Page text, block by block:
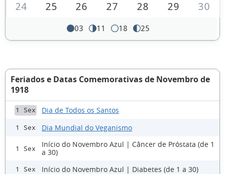
24
25 26 27 28 29 30
03 11 18 25
Feriados e Datas Comemorativas de Novembro de
1918
1 Sex Dia de Todos os Santos
1 Sex Dia Mundial do Veganismo
1 Sex
Início do Novembro Azul | Câncer de Próstata (de 1
a 30)
1 Sex Início do Novembro Azul | Diabetes (de 1 a 30)